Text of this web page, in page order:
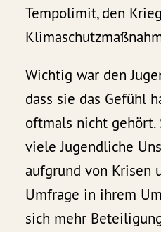
Tempolimit, den
Wichtig war den
dass sie das Gefühl
oftmals nicht
viele Jugendliche
aufgrund von Krisen
Umfrage in ihrem
sich mehr